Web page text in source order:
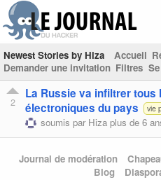
Newest Stories by Hiza Accueil
Demander une invitation Filtres
2
La Russie va infiltrer tous
électroniques du pays
vie
soumis par Hiza plus de 6
Journal de modération
Blog